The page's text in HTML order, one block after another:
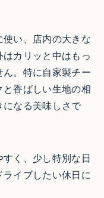
い、店内の大きな
カリッと中はもっ
。特に自家製チー
香ばしい生地の相
なる美味しさで
く、少し特別な日
イブしたい休日に